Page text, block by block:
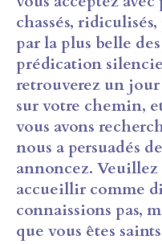
chassés,
par la plus belle
prédication
retrouverez un
sur votre chemin,
vous avons
nous a persuadés
annoncez.
accueillir comme
connaissions pas,
que vous êtes